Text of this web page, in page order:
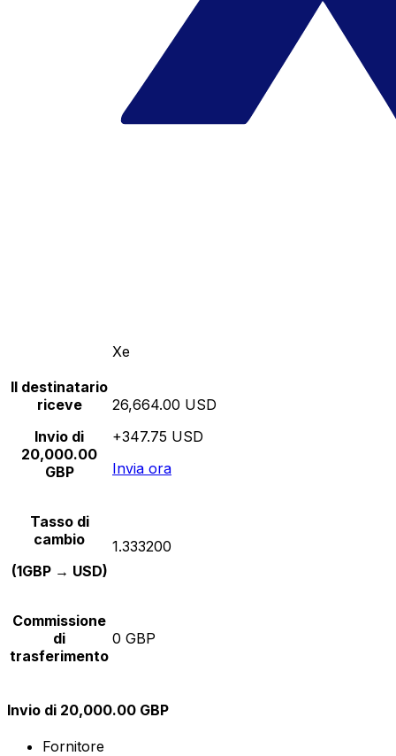
Xe
Il destinatario
riceve
Invio di
20,000.00
GBP
26,664.00 USD
+347.75 USD
Invia ora
Tasso di
cambio
(1GBP → USD)
1.333200
Commissione
di
trasferimento
0 GBP
Invio di 20,000.00 GBP
Fornitore